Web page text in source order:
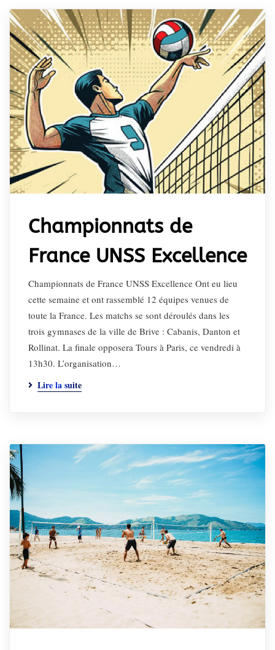
Championnats de
France UNSS Excellence
Championnats de France UNSS Excellence Ont eu lieu
cette semaine et ont rassemblé 12 équipes venues de
toute la France. Les matchs se sont déroulés dans les
trois gymnases de la ville de Brive : Cabanis, Danton et
Rollinat. La finale opposera Tours à Paris, ce vendredi à
13h30. L’organisation…
Lire la suite